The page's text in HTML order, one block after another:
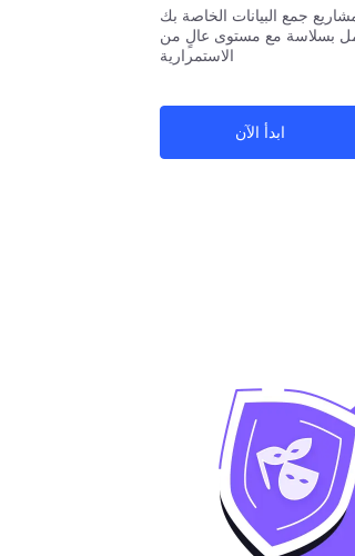
جمع البيانات الخاصة بك
بسلاسة مع مستوى عالٍ من
الاستمرارية
ابدأ الآن